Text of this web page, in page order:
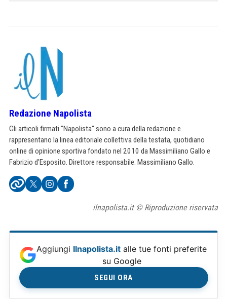
Redazione Napolista
Gli articoli firmati "Napolista" sono a cura della redazione e
rappresentano la linea editoriale collettiva della testata, quotidiano
online di opinione sportiva fondato nel 2010 da Massimiliano Gallo e
Fabrizio d'Esposito. Direttore responsabile: Massimiliano Gallo.
ilnapolista.it © Riproduzione riservata
Aggiungi Ilnapolista.it alle tue fonti preferite
su Google
SEGUI ORA